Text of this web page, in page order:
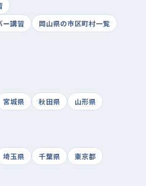
ー講習
岡山県の市区町村一覧
宮城県 秋田県
山形県
埼玉県 千葉県
東京都